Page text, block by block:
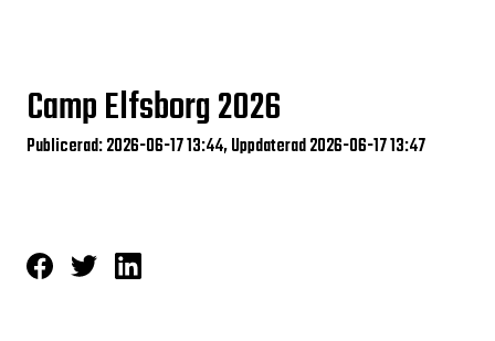
Camp Elfsborg 2026
Publicerad: 2026-06-17 13:44, Uppdaterad 2026-06-17 13:47